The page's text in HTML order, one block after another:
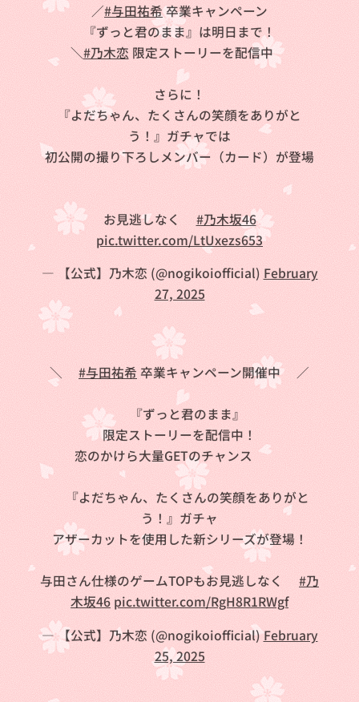
／#与田祐希卒業キャンペーン
『ずっと君のまま』は明日まで！
＼#乃木恋 限定ストーリーを配信中🐐
さらに！
『よだちゃん、たくさんの笑顔をありがと
う！』ガチャでは
初公開の撮り下ろしメンバー（カード）が登場
お見逃しなく👀 #乃木坂46
pic.twitter.com/LtUxezs653
— 【公式】乃木恋 (@nogikoiofficial) February
27, 2025
＼💐 #与田祐希 卒業キャンペーン開催中💐／
🐐『ずっと君のまま』
限定ストーリーを配信中！
恋のかけら大量GETのチャンス❤️💚
🐱『よだちゃん、たくさんの笑顔をありがと
う！』ガチャ
アザーカットを使用した新シリーズが登場！
与田さん仕様のゲームTOPもお見逃しなく👀 #乃
木坂46 pic.twitter.com/RgH8R1RWgf
— 【公式】乃木恋 (@nogikoiofficial)February
25, 2025